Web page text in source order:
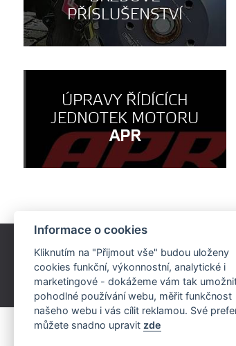
Informace o cookies
Kliknutím na "Přijmout vše" budou uloženy
cookies funkční, výkonnostní, analytické i
marketingové - dokážeme vám tak
pohodlné používání webu, měřit funkčnost
našeho webu i vás cílit reklamou. Své
můžete snadno upravit zde
PŘÍSLUŠENSTVÍ
ÚPRAVY ŘÍDÍCÍCH
JEDNOTEK MOTORU
APR
Českobrodská 179
Praha - Běchovice
19011
Obsah stránek je majetkem provozovatele.